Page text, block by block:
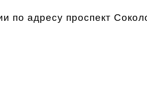
по адресу проспект